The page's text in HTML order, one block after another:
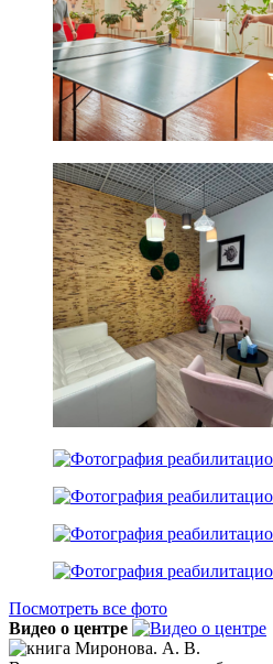
Посмотреть все фото
Видео о центре